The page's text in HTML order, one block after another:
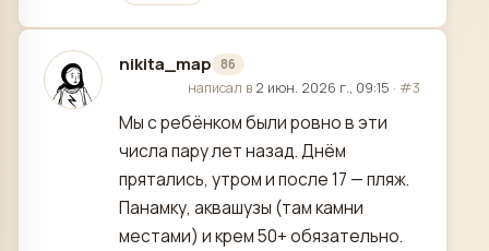
nikita_map 86
отредактировано
написал в 2 июн. 2026 г., 09:15 · #3
Мы с ребёнком были ровно в эти
числа пару лет назад. Днём
прятались, утром и после 17 — пляж.
Панамку, аквашузы (там камни
местами) и крем 50+ обязательно.